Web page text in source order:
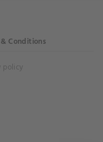
Conditions
policy